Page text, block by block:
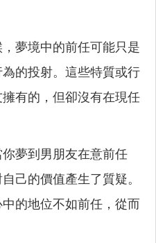
，夢境中的前任可能只是
的投射。這些特質或行
有的，但卻沒有在現任
你夢到男朋友在意前任
己的價值產生了質疑。
的地位不如前任，從而